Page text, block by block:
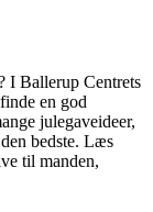
I Ballerup Centrets
en god
julegaveideer,
bedste. Læs
til manden,